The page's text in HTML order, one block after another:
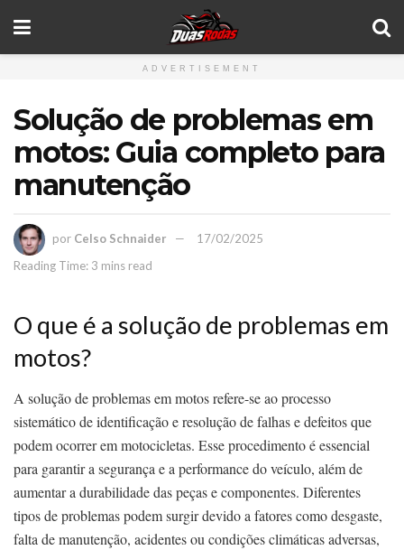
ADVERTISEMENT
Solução de problemas em
motos: Guia completo para
manutenção
por Celso Schnaider
17/02/2025
Reading Time: 3 mins read
O que é a solução de problemas em
motos?
A solução de problemas em motos refere-se ao processo
sistemático de identificação e resolução de falhas e defeitos que
podem ocorrer em motocicletas. Esse procedimento é essencial
para garantir a segurança e a performance do veículo, além de
aumentar a durabilidade das peças e componentes. Diferentes
tipos de problemas podem surgir devido a fatores como desgaste,
falta de manutenção, acidentes ou condições climáticas adversas,